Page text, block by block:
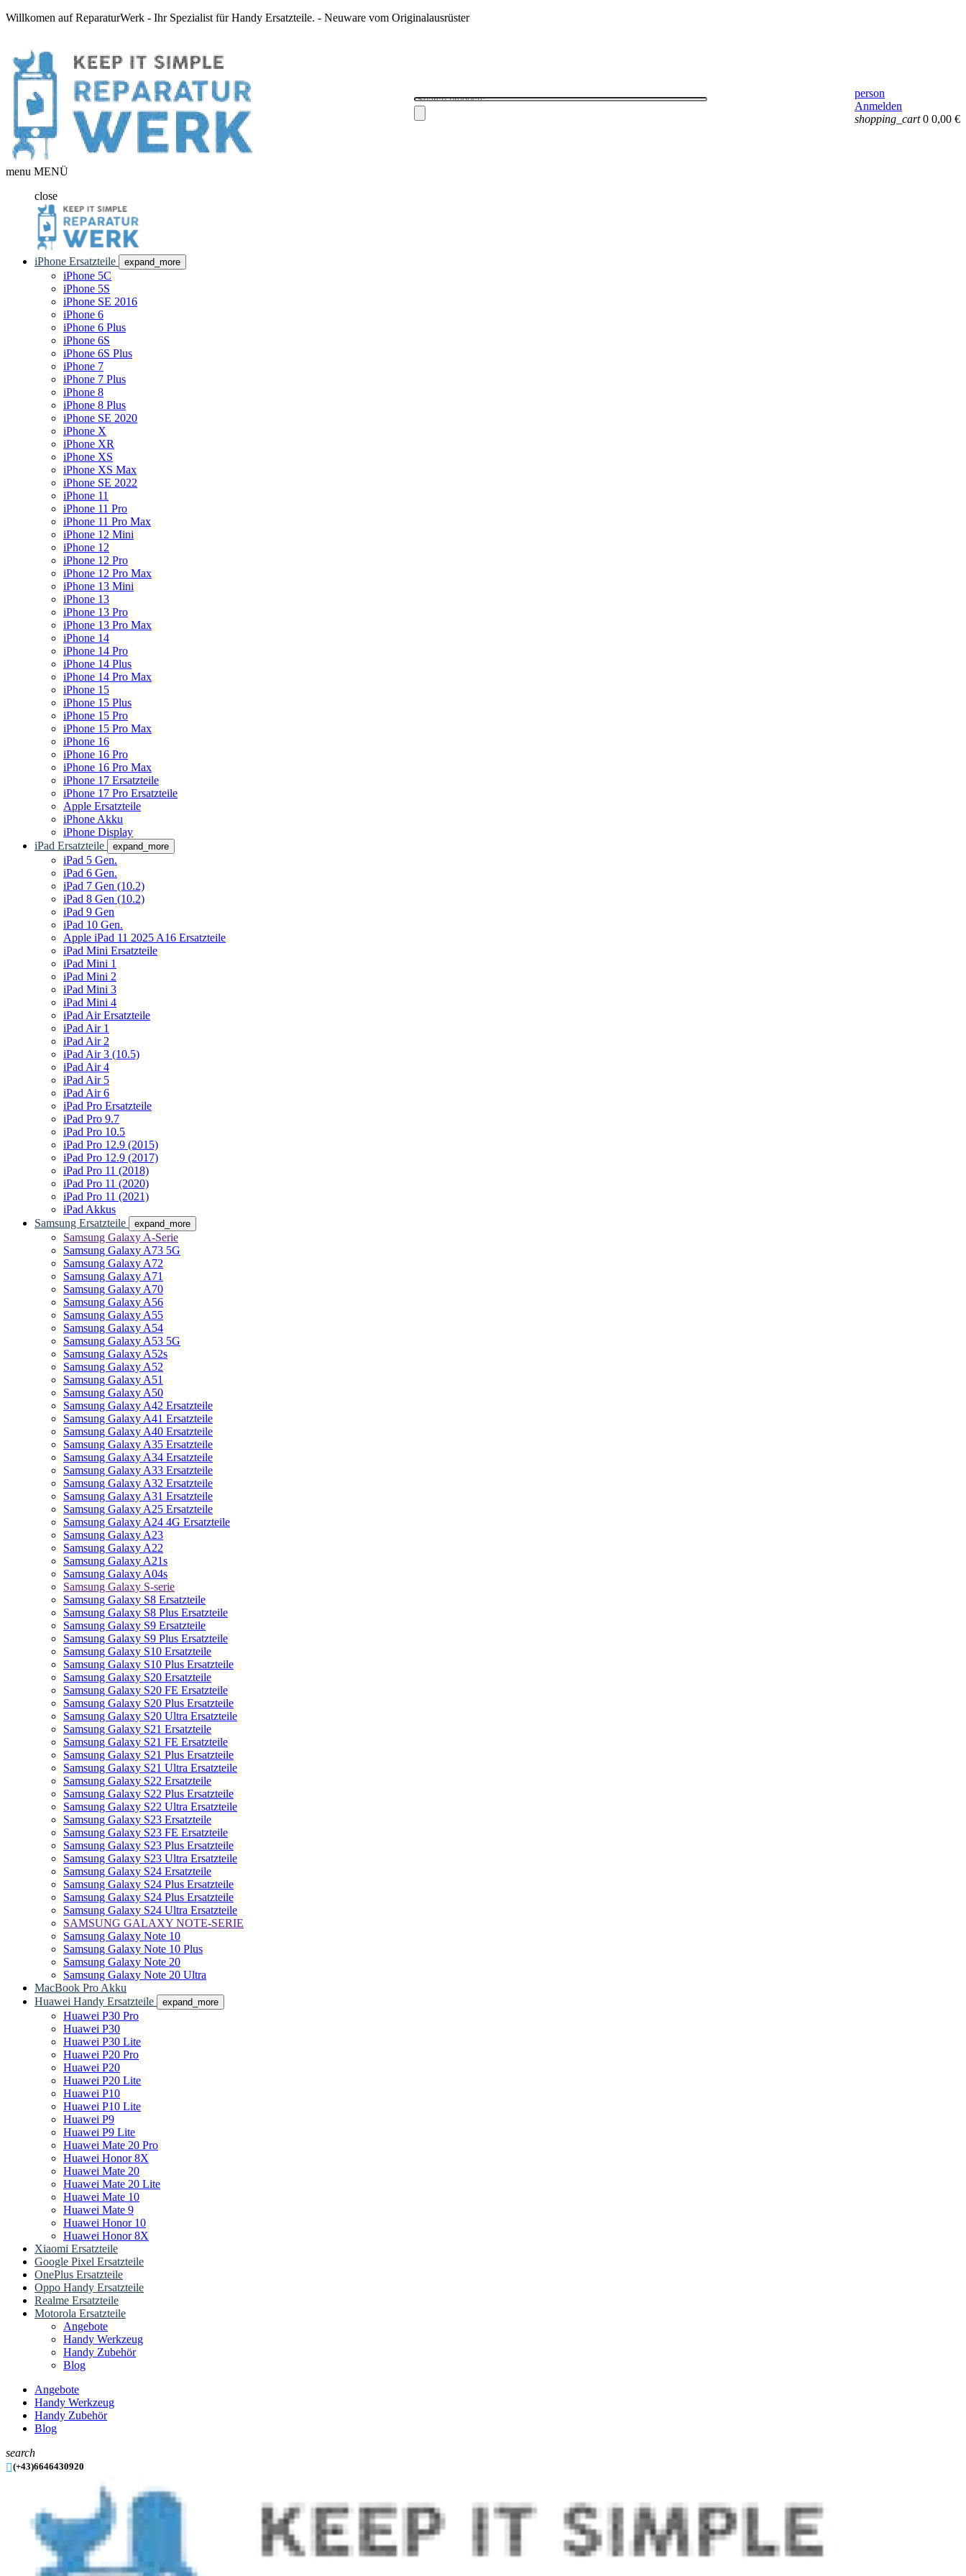
Willkomen auf ReparaturWerk - Ihr Spezialist für Handy Ersatzteile. - Neuware vom Originalausrüster
person
Anmelden
shopping_cart 0 0,00 €
menu MENÜ
close
iPhone Ersatzteile expand_more
iPhone 5C
iPhone 5S
iPhone SE 2016
iPhone 6
iPhone 6 Plus
iPhone 6S
iPhone 6S Plus
iPhone 7
iPhone 7 Plus
iPhone 8
iPhone 8 Plus
iPhone SE 2020
iPhone X
iPhone XR
iPhone XS
iPhone XS Max
iPhone SE 2022
iPhone 11
iPhone 11 Pro
iPhone 11 Pro Max
iPhone 12 Mini
iPhone 12
iPhone 12 Pro
iPhone 12 Pro Max
iPhone 13 Mini
iPhone 13
iPhone 13 Pro
iPhone 13 Pro Max
iPhone 14
iPhone 14 Pro
iPhone 14 Plus
iPhone 14 Pro Max
iPhone 15
iPhone 15 Plus
iPhone 15 Pro
iPhone 15 Pro Max
iPhone 16
iPhone 16 Pro
iPhone 16 Pro Max
iPhone 17 Ersatzteile
iPhone 17 Pro Ersatzteile
Apple Ersatzteile
iPhone Akku
iPhone Display
iPad Ersatzteile
expand_more
iPad 5 Gen.
iPad 6 Gen.
iPad 7 Gen (10.2)
iPad 8 Gen (10.2)
iPad 9 Gen
iPad 10 Gen.
Apple iPad 11 2025 A16 Ersatzteile
iPad Mini Ersatzteile
iPad Mini 1
iPad Mini 2
iPad Mini 3
iPad Mini 4
iPad Air Ersatzteile
iPad Air 1
iPad Air 2
iPad Air 3 (10.5)
iPad Air 4
iPad Air 5
iPad Air 6
iPad Pro Ersatzteile
iPad Pro 9.7
iPad Pro 10.5
iPad Pro 12.9 (2015)
iPad Pro 12.9 (2017)
iPad Pro 11 (2018)
iPad Pro 11 (2020)
iPad Pro 11 (2021)
iPad Akkus
Samsung Ersatzteile
expand_more
Samsung Galaxy A-Serie
Samsung Galaxy A73 5G
Samsung Galaxy A72
Samsung Galaxy A71
Samsung Galaxy A70
Samsung Galaxy A56
Samsung Galaxy A55
Samsung Galaxy A54
Samsung Galaxy A53 5G
Samsung Galaxy A52s
Samsung Galaxy A52
Samsung Galaxy A51
Samsung Galaxy A50
Samsung Galaxy A42 Ersatzteile
Samsung Galaxy A41 Ersatzteile
Samsung Galaxy A40 Ersatzteile
Samsung Galaxy A35 Ersatzteile
Samsung Galaxy A34 Ersatzteile
Samsung Galaxy A33 Ersatzteile
Samsung Galaxy A32 Ersatzteile
Samsung Galaxy A31 Ersatzteile
Samsung Galaxy A25 Ersatzteile
Samsung Galaxy A24 4G Ersatzteile
Samsung Galaxy A23
Samsung Galaxy A22
Samsung Galaxy A21s
Samsung Galaxy A04s
Samsung Galaxy S-serie
Samsung Galaxy S8 Ersatzteile
Samsung Galaxy S8 Plus Ersatzteile
Samsung Galaxy S9 Ersatzteile
Samsung Galaxy S9 Plus Ersatzteile
Samsung Galaxy S10 Ersatzteile
Samsung Galaxy S10 Plus Ersatzteile
Samsung Galaxy S20 Ersatzteile
Samsung Galaxy S20 FE Ersatzteile
Samsung Galaxy S20 Plus Ersatzteile
Samsung Galaxy S20 Ultra Ersatzteile
Samsung Galaxy S21 Ersatzteile
Samsung Galaxy S21 FE Ersatzteile
Samsung Galaxy S21 Plus Ersatzteile
Samsung Galaxy S21 Ultra Ersatzteile
Samsung Galaxy S22 Ersatzteile
Samsung Galaxy S22 Plus Ersatzteile
Samsung Galaxy S22 Ultra Ersatzteile
Samsung Galaxy S23 Ersatzteile
Samsung Galaxy S23 FE Ersatzteile
Samsung Galaxy S23 Plus Ersatzteile
Samsung Galaxy S23 Ultra Ersatzteile
Samsung Galaxy S24 Ersatzteile
Samsung Galaxy S24 Plus Ersatzteile
Samsung Galaxy S24 Plus Ersatzteile
Samsung Galaxy S24 Ultra Ersatzteile
SAMSUNG GALAXY NOTE-SERIE
Samsung Galaxy Note 10
Samsung Galaxy Note 10 Plus
Samsung Galaxy Note 20
Samsung Galaxy Note 20 Ultra
MacBook Pro Akku
Huawei Handy Ersatzteile
expand_more
Huawei P30 Pro
Huawei P30
Huawei P30 Lite
Huawei P20 Pro
Huawei P20
Huawei P20 Lite
Huawei P10
Huawei P10 Lite
Huawei P9
Huawei P9 Lite
Huawei Mate 20 Pro
Huawei Honor 8X
Huawei Mate 20
Huawei Mate 20 Lite
Huawei Mate 10
Huawei Mate 9
Huawei Honor 10
Huawei Honor 8X
Xiaomi Ersatzteile
Google Pixel Ersatzteile
OnePlus Ersatzteile
Oppo Handy Ersatzteile
Realme Ersatzteile
Motorola Ersatzteile
Angebote
Handy Werkzeug
Handy Zubehör
Blog
Angebote
Handy Werkzeug
Handy Zubehör
Blog
search
(+43)6646430920